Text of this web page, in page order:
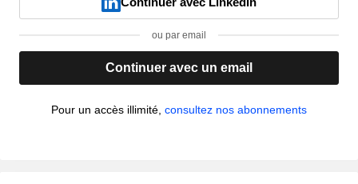
ou par email
Continuer avec un email
Pour un accès illimité, consultez nos abonnements